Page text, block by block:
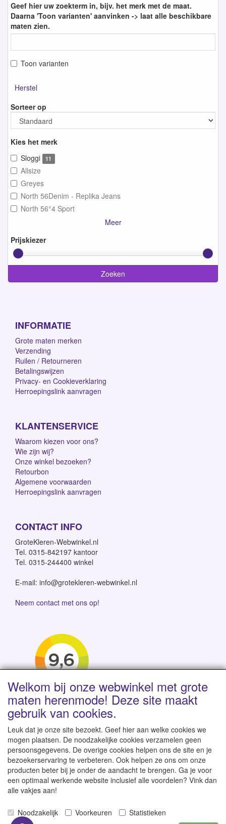
Geef hier uw zoekterm in, bijv. het merk met de maat.
Daarna 'Toon varianten' aanvinken -> laat alle beschikbare
maten zien.
Toon varianten
Herstel
Sorteer op
Kies het merk
Sloggi
11
Allsize
Greyes
North 56Denim - Replika Jeans
North 56°4 Sport
Meer
Prijskiezer
Zoeken
INFORMATIE
Grote maten merken
Verzending
Ruilen / Retourneren
Betalingswijzen
Privacy- en Cookieverklaring
Herroepingslink aanvragen
KLANTENSERVICE
Waarom kiezen voor ons?
Wie zijn wij?
Onze winkel bezoeken?
Retourbon
Algemene voorwaarden
Herroepingslink aanvragen
CONTACT INFO
GroteKleren-Webwinkel.nl
Tel. 0315-842197 kantoor
Tel. 0315-244400 winkel
E-mail: info@grotekleren-webwinkel.nl
Neem contact met ons op!
Levertijd 1-2 werkdagen | Vanaf € 95 gratis verzending
binnen NL | Direct leverbaar uit eigen voorraad
Welkom bij onze webwinkel met grote
maten herenmode! Deze site maakt
gebruik van cookies.
Leuk dat je onze site bezoekt. Geef hier aan welke cookies we
mogen plaatsen. De noodzakelijke cookies verzamelen geen
persoonsgegevens. De overige cookies helpen ons de site en je
bezoekerservaring te verbeteren. Ook helpen ze ons om onze
producten beter bij je onder de aandacht te brengen. Ga je voor
een optimaal werkende website inclusief alle voordelen? Vink dan
alle vakjes aan!
Noodzakelijk Voorkeuren
Statistieken